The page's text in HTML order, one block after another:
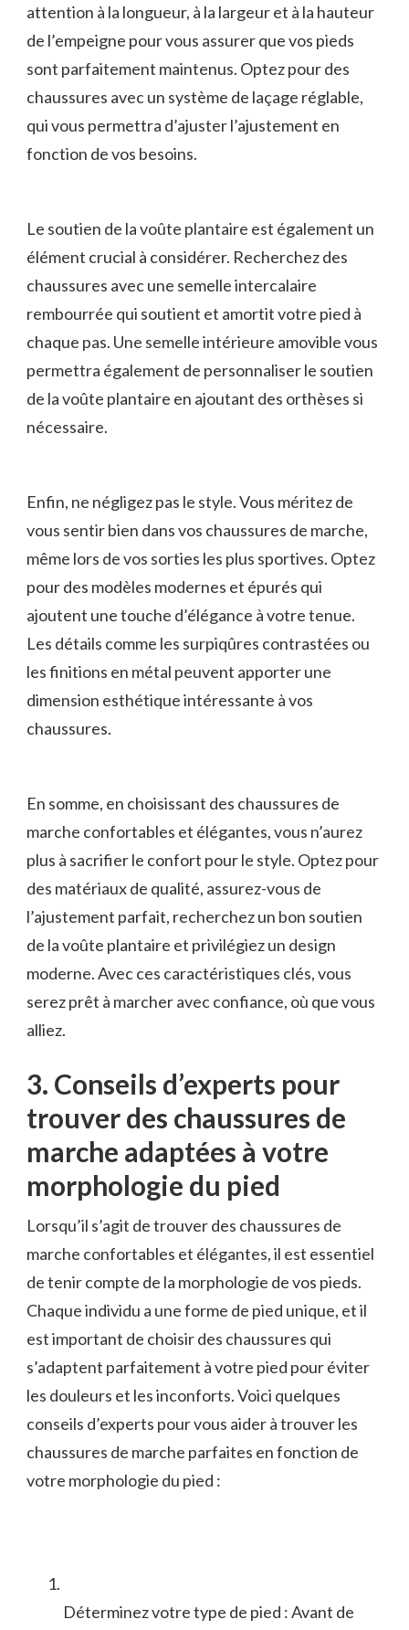
‌attention à la longueur, à la‌ largeur et à la hauteur
de l’empeigne pour vous assurer que vos pieds
‌sont parfaitement maintenus.⁤ Optez pour ‍des
chaussures avec un système de‌ laçage réglable,
qui vous permettra d’ajuster‌ l’ajustement en
fonction de vos besoins.
Le soutien de la voûte plantaire est également ‌un
élément crucial⁤ à considérer. Recherchez des
chaussures avec ⁢une semelle intercalaire
rembourrée qui soutient et amortit votre pied à
chaque pas. Une semelle intérieure amovible vous
permettra également de personnaliser le​ soutien
de la voûte plantaire en ajoutant ⁤des orthèses si
nécessaire.
Enfin, ne négligez pas le style. Vous méritez de
vous⁤ sentir bien dans vos chaussures de marche,
même lors de vos‍ sorties les⁤ plus sportives. ‍Optez
pour des modèles modernes et épurés qui
ajoutent une touche d’élégance à votre tenue.
Les détails comme les surpiqûres contrastées ou
les finitions en métal peuvent apporter ‌une
dimension esthétique intéressante à vos
chaussures.
En somme, en⁤ choisissant ‍des chaussures de
marche ‌confortables et élégantes, vous n’aurez
plus à sacrifier le‌ confort pour le style. Optez pour
des matériaux de qualité, assurez-vous de
l’ajustement parfait, recherchez⁣ un bon soutien‌
de la voûte plantaire et privilégiez un⁤ design
moderne. Avec ces caractéristiques clés, vous
serez prêt à marcher avec confiance, où que vous
alliez.
3. Conseils d’experts pour
trouver des chaussures‌ de
marche adaptées à votre
morphologie du pied
Lorsqu’il s’agit de trouver des chaussures de
marche confortables et élégantes, il est essentiel
de tenir⁣ compte de la morphologie de vos‍ pieds.
Chaque individu a une forme de ‌pied unique, et il
est important de choisir des chaussures qui
s’adaptent parfaitement⁣ à votre pied pour éviter
les douleurs et les inconforts. Voici quelques
conseils d’experts pour vous ‍aider à ​trouver les
‍chaussures ​de ‍marche parfaites en fonction de
votre morphologie du pied :
Déterminez ⁢votre ​type de pied :⁤ Avant de